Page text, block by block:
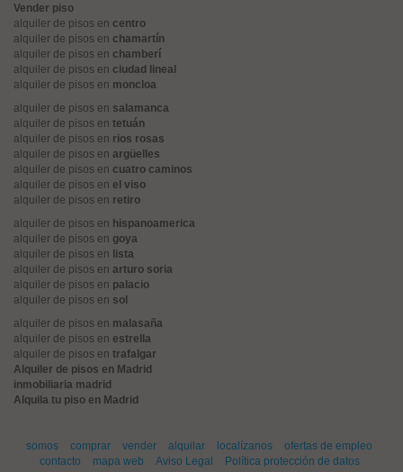
Vender piso
alquiler de pisos en centro
alquiler de pisos en chamartín
alquiler de pisos en chamberí
alquiler de pisos en ciudad lineal
alquiler de pisos en moncloa
alquiler de pisos en salamanca
alquiler de pisos en tetuán
alquiler de pisos en rios rosas
alquiler de pisos en argüelles
alquiler de pisos en cuatro caminos
alquiler de pisos en el viso
alquiler de pisos en retiro
alquiler de pisos en hispanoamerica
alquiler de pisos en goya
alquiler de pisos en lista
alquiler de pisos en arturo soria
alquiler de pisos en palacio
alquiler de pisos en sol
alquiler de pisos en malasaña
alquiler de pisos en estrella
alquiler de pisos en trafalgar
Alquiler de pisos en Madrid
inmobiliaria madrid
Alquila tu piso en Madrid
somos comprar vender alquilar localízanos
ofertas de empleo
contacto
mapa web Aviso Legal Política protección de datos